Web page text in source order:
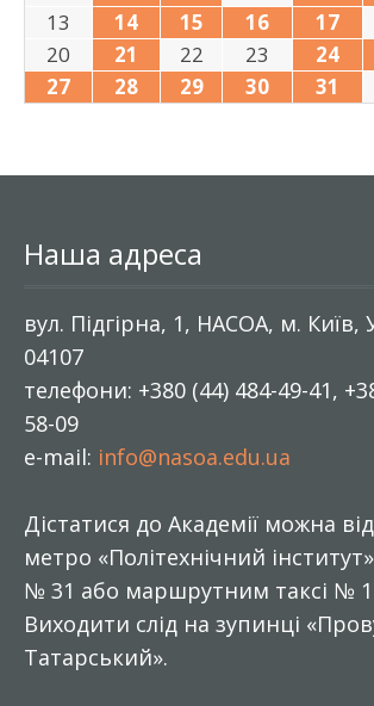
13
14 15 16 17
20
21 22 23 24
27
28 29 30 31
Наша адреса
вул. Підгірна, 1, НАСОА, м. Київ,
04107
телефони: +380 (44) 484-49-41,
58-09
e-mail: info@nasoa.edu.ua
Дістатися до Академії можна від
метро «Політехнічний
№ 31 або маршрутним таксі №
Виходити слід на зупинці
Татарський».